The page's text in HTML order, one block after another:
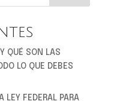
QUÉ SON LAS
LO QUE DEBES
LEY FEDERAL PARA